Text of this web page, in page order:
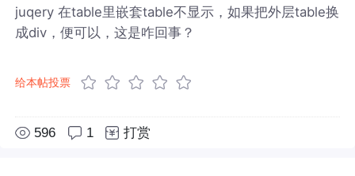
juqery 在table里嵌套table不显示，如果把外层table换
成div，便可以，这是咋回事？
给本帖投票
596 1 打赏